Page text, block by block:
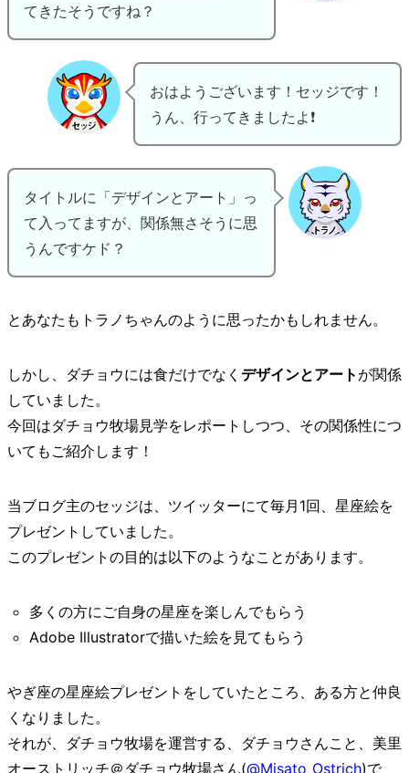
てきたそうですね？
おはようございます！セッジです！
うん、行ってきましたよ❗
タイトルに「デザインとアート」っ
て入ってますが、関係無さそうに思
うんですケド？
とあなたもトラノちゃんのように思ったかもしれません。
しかし、ダチョウには食だけでなく デザインとアート が関係
していました。
今回はダチョウ牧場見学をレポートしつつ、その関係性につ
いてもご紹介します！
当ブログ主のセッジは、ツイッターにて毎月1回、星座絵を
プレゼントしていました。
このプレゼントの目的は以下のようなことがあります。
多くの方にご自身の星座を楽しんでもらう
Adobe Illustratorで描いた絵を見てもらう
やぎ座の星座絵プレゼントをしていたところ、ある方と仲良
くなりました。
それが、ダチョウ牧場を運営する、ダチョウさんこと、美里
オーストリッチ＠ダチョウ牧場さん(@Misato_Ostrich)で